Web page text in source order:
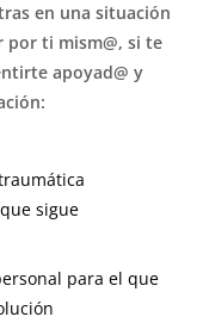
en una situación
por ti mism@, si te
apoyad@ y
sigue
para el que